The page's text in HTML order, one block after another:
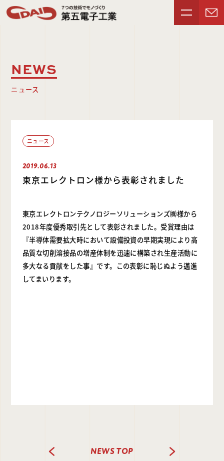
NEWS
ニュース
ニュース
2019.06.13
東京エレクトロン様から表彰されました
東京エレクトロンテクノロジーソリューションズ㈱様から
2018年度優秀取引先として表彰されました。受賞理由は
『半導体需要拡大時において設備投資の早期実現により高
品質な切削溶接品の増産体制を迅速に構築され生産活動に
多大なる貢献をした事』です。この表彰に恥じぬよう邁進
してまいります。
PREV
NEWS TOP
NEXT